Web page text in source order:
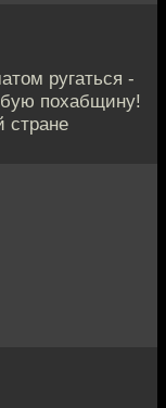
ругаться -
похабщину!
стране